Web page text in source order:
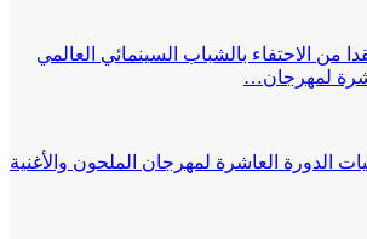
من الاحتفاء بالشباب السينمائي العالمي
لمهرجان…
الدورة العاشرة لمهرجان الملحون والأغنية